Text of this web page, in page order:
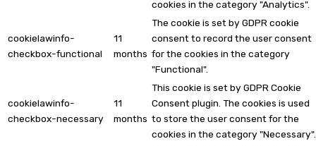
cookies in the category "Analytics".
cookielawinfo-
checkbox-functional
11
months
The cookie is set by GDPR cookie
consent to record the user consent
for the cookies in the category
"Functional".
cookielawinfo-
checkbox-necessary
11
months
This cookie is set by GDPR Cookie
Consent plugin. The cookies is used
to store the user consent for the
cookies in the category "Necessary".